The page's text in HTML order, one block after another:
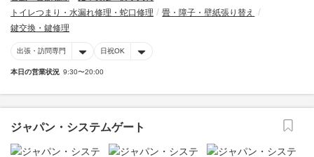
トイレつまり・水漏れ修理・蛇口修理
畳・障子・壁紙張り替え
鍵交換・鍵修理
出張・訪問専門 日祝OK
本日の営業状況 9:30〜20:00
ジャパン・システムゲート